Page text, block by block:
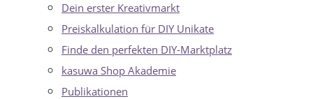
Dein erster Kreativmarkt
Preiskalkulation für DIY Unikate
Finde den perfekten DIY-Marktplatz
kasuwa Shop Akademie
Publikationen